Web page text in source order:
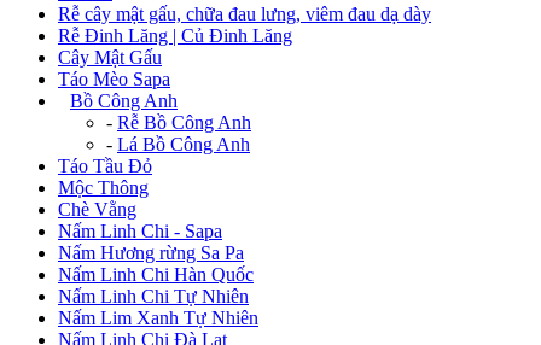
Rễ cây mật gấu, chữa đau lưng, viêm đau dạ dày
Rễ Đinh Lăng | Củ Đinh Lăng
Cây Mật Gấu
Táo Mèo Sapa
Bồ Công Anh
- Rễ Bồ Công Anh
- Lá Bồ Công Anh
Táo Tầu Đỏ
Mộc Thông
Chè Vằng
Nấm Linh Chi - Sapa
Nấm Hương rừng Sa Pa
Nấm Linh Chi Hàn Quốc
Nấm Linh Chi Tự Nhiên
Nấm Lim Xanh Tự Nhiên
Nấm Linh Chi Đà Lạt